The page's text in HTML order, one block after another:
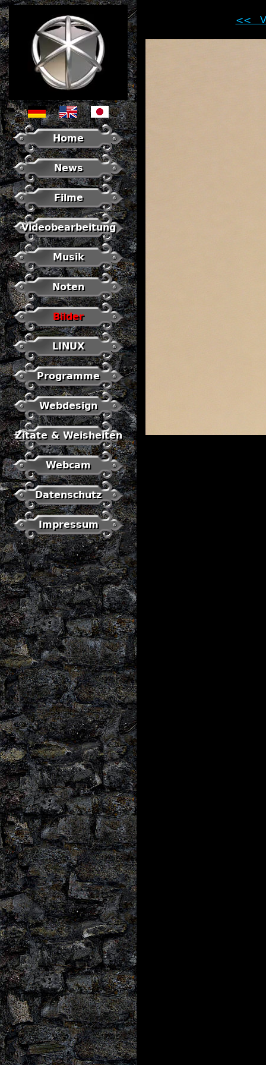
Home
News
Filme
Videobearbeitung
Musik
Noten
Bilder
LINUX
Programme
Webdesign
Zitate & Weisheiten
Webcam
Datenschutz
Impressum
<<